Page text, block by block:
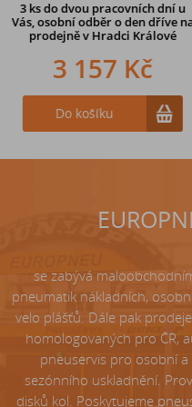
3 ks do dvou pracovních dní u
Vás, osobní odběr o den dřívena
prodejně v Hradci Králové
3 157 Kč
Do košíku
se zabývá
pneumatik nákladních,
velo plášťů. Dále pak
homologovaných pro ČR,
pneuservis pro osobní
sezónního uskladnění.
disků kol. Poskytujeme